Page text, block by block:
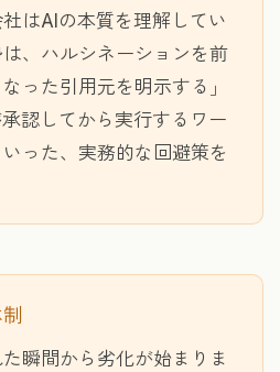
はAIの本質を理解してい
、ハルシネーションを前
った引用元を明示する」
承認してから実行するワー
った、実務的な回避策を
瞬間から劣化が始まりま